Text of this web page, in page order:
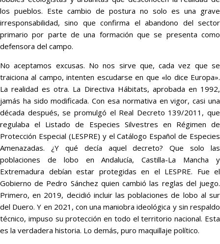
los pueblos. Este cambio de postura no solo es una grave
irresponsabilidad, sino que confirma el abandono del sector
primario por parte de una formación que se presenta como
defensora del campo.
No aceptamos excusas. No nos sirve que, cada vez que se
traiciona al campo, intenten escudarse en que «lo dice Europa».
La realidad es otra. La Directiva Hábitats, aprobada en 1992,
jamás ha sido modificada. Con esa normativa en vigor, casi una
década después, se promulgó el Real Decreto 139/2011, que
regulaba el Listado de Especies Silvestres en Régimen de
Protección Especial (LESPRE) y el Catálogo Español de Especies
Amenazadas. ¿Y qué decía aquel decreto? Que solo las
poblaciones de lobo en Andalucía, Castilla-La Mancha y
Extremadura debían estar protegidas en el LESPRE. Fue el
Gobierno de Pedro Sánchez quien cambió las reglas del juego.
Primero, en 2019, decidió incluir las poblaciones de lobo al sur
del Duero. Y en 2021, con una maniobra ideológica y sin respaldo
técnico, impuso su protección en todo el territorio nacional. Esta
es la verdadera historia. Lo demás, puro maquillaje político.